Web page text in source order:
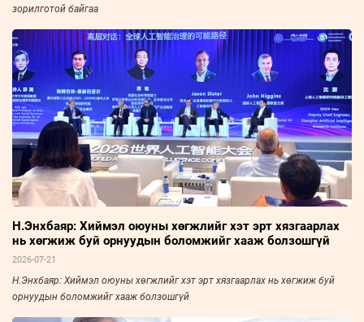
зорилготой байгаа
Н.Энхбаяр: Хиймэл оюуны хөгжлийг хэт эрт хязгаарлах
нь хөгжиж буй орнуудын боломжийг хааж болзошгүй
2026-07-21
Н.Энхбаяр: Хиймэл оюуны хөгжлийг хэт эрт хязгаарлах нь хөгжиж буй
орнуудын боломжийг хааж болзошгүй